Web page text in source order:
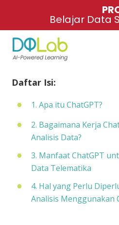
Belajar Data
Daftar Isi:
1. Apa itu ChatGPT?
2. Bagaimana Kerja
Analisis Data?
3. Manfaat ChatGPT
Data Telematika
4. Hal yang Perlu
Analisis Menggunakan